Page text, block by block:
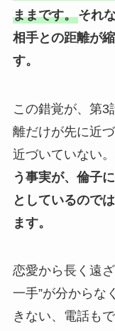
ままです。それ
相手との距離が
す。
この錯覚が、第3
離だけが先に近
近づいていない。
う事実が、倫子
としているので
ます。
恋愛から長く遠
一手”が分からな
きない、電話も